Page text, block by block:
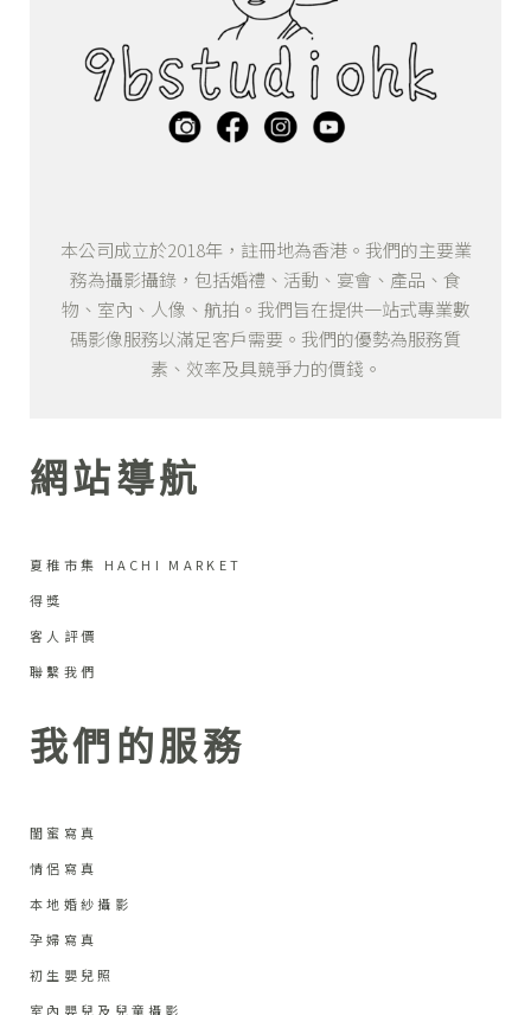
本公司成立於2018年，註冊地為香港。我們的主要業
務為攝影攝錄，包括婚禮、活動、宴會、產品、食
物、室內、人像、航拍。我們旨在提供一站式專業數
碼影像服務以滿足客戶需要。我們的優勢為服務質
素、效率及具競爭力的價錢。
網站導航
夏稚市集 HACHI MARKET
得獎
客人評價
聯繫我們
我們的服務
閨蜜寫真
情侶寫真
本地婚紗攝影
孕婦寫真
初生嬰兒照
室內嬰兒及兒童攝影